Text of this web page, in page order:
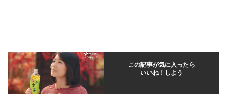
この記事が気に入ったら
いいね！しよう